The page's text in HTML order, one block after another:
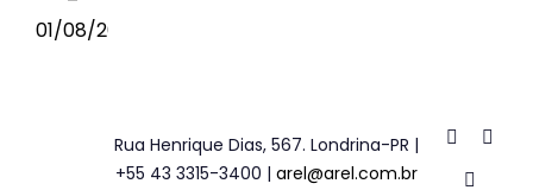
Rua Henrique Dias, 567. Londrina-PR |
+55 43 3315-3400 | arel@arel.com.br